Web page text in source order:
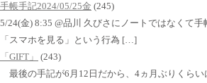
手帳手記2024/05/25金 (245)
5/24(金) 8:35 @品川 久びさにノートではなくて
「スマホを見る」という行為 […]
「GIFT」
(243)
最後の手記が6月12日だから、4ヵ月ぶりくら